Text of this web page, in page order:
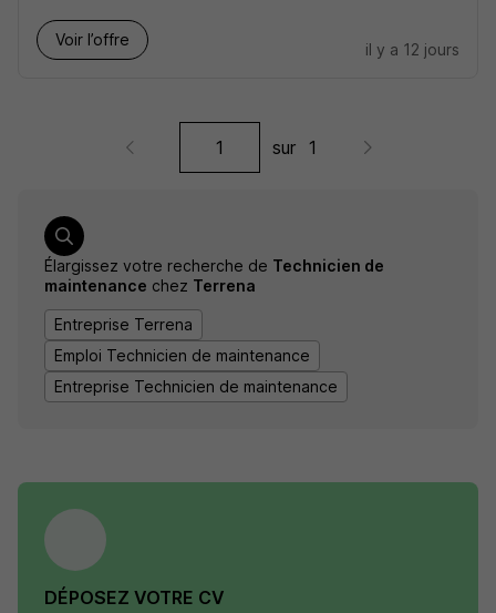
Voir l’offre
il y a 12 jours
sur 1
Élargissez votre recherche de Technicien de
maintenance chez Terrena
Entreprise Terrena
Emploi Technicien de maintenance
Entreprise Technicien de maintenance
DÉPOSEZ VOTRE CV